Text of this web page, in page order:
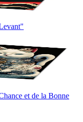
et de la Bonne